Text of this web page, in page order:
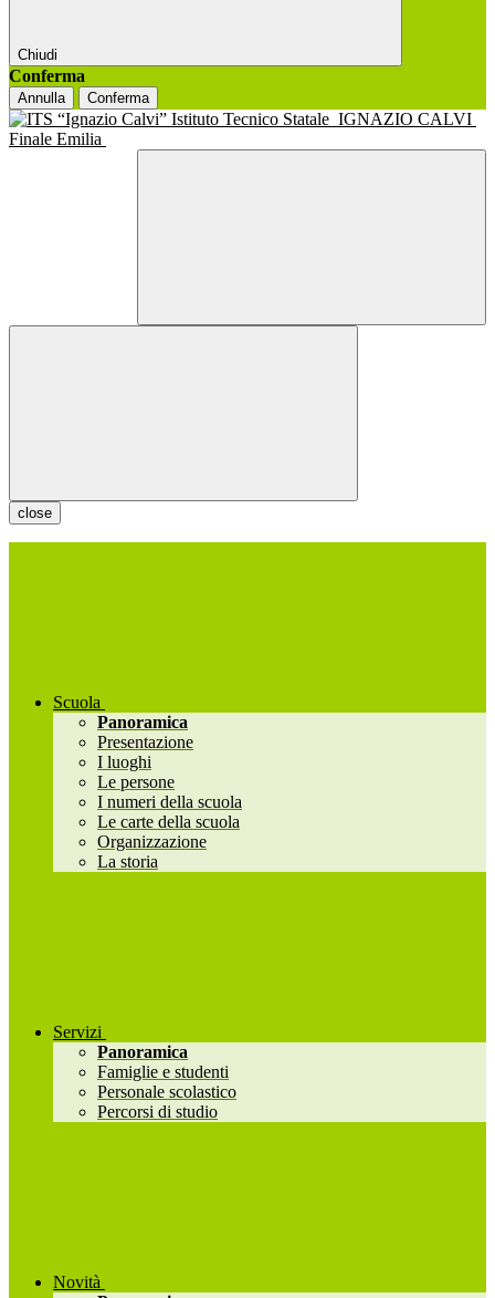
Chiudi
Conferma
Annulla Conferma
Istituto Tecnico Statale IGNAZIO CALVI
Finale Emilia
close
Scuola
Panoramica
Presentazione
I luoghi
Le persone
I numeri della scuola
Le carte della scuola
Organizzazione
La storia
Servizi
Panoramica
Famiglie e studenti
Personale scolastico
Percorsi di studio
Novità